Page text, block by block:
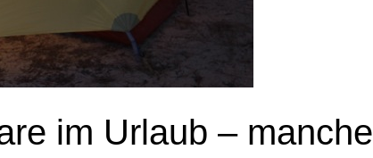
im Urlaub – manche